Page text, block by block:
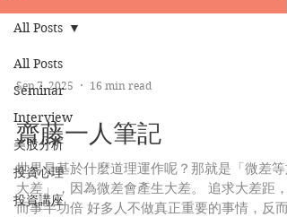
All Posts
Seminar
Interview
美股分析
投資心理
投資講座
All Posts
Sep 7, 2025 16 min read
齋藤一人筆記
世界是基於什麼道理運作呢？那就是「微差等
大差」，因為微差會產生大差。 追求大差距，反
而事半功倍 好多人不做真正重要的事情，反而